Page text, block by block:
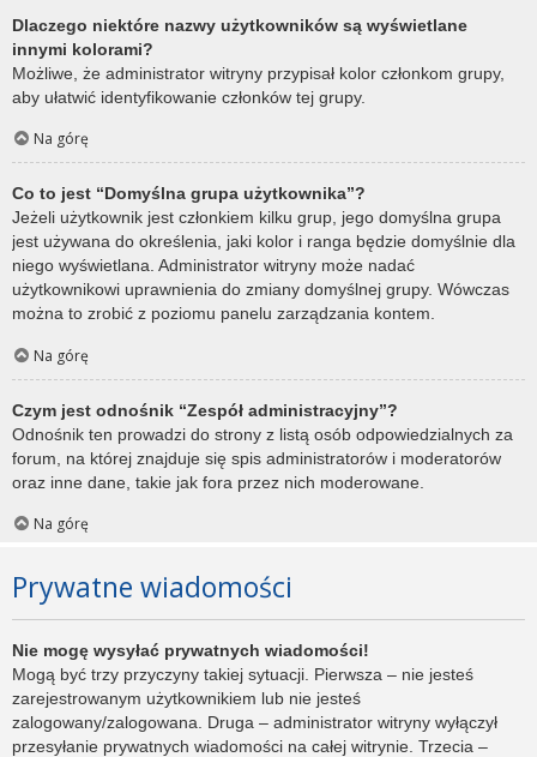
Dlaczego niektóre nazwy użytkowników są wyświetlane
innymi kolorami?
Możliwe, że administrator witryny przypisał kolor członkom grupy,
aby ułatwić identyfikowanie członków tej grupy.
Na górę
Co to jest “Domyślna grupa użytkownika”?
Jeżeli użytkownik jest członkiem kilku grup, jego domyślna grupa
jest używana do określenia, jaki kolor i ranga będzie domyślnie dla
niego wyświetlana. Administrator witryny może nadać
użytkownikowi uprawnienia do zmiany domyślnej grupy. Wówczas
można to zrobić z poziomu panelu zarządzania kontem.
Na górę
Czym jest odnośnik “Zespół administracyjny”?
Odnośnik ten prowadzi do strony z listą osób odpowiedzialnych za
forum, na której znajduje się spis administratorów i moderatorów
oraz inne dane, takie jak fora przez nich moderowane.
Na górę
Prywatne wiadomości
Nie mogę wysyłać prywatnych wiadomości!
Mogą być trzy przyczyny takiej sytuacji. Pierwsza – nie jesteś
zarejestrowanym użytkownikiem lub nie jesteś
zalogowany/zalogowana. Druga – administrator witryny wyłączył
przesyłanie prywatnych wiadomości na całej witrynie. Trzecia –